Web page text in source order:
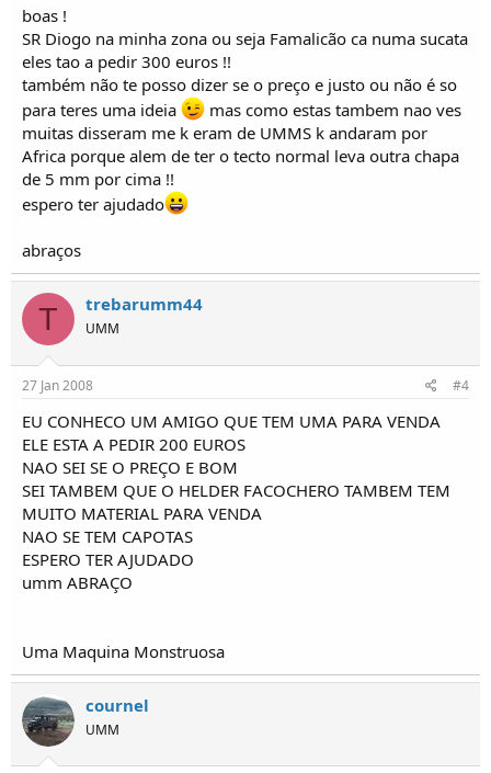
boas !
SR Diogo na minha zona ou seja Famalicão ca numa sucata
eles tao a pedir 300 euros !!
também não te posso dizer se o preço e justo ou não é so
para teres uma ideia
mas como estas tambem nao ves
muitas disseram me k eram de UMMS k andaram por
Africa porque alem de ter o tecto normal leva outra chapa
de 5 mm por cima !!
espero ter ajudado
abraços
T trebarumm44
UMM
27 Jan 2008 #4
EU CONHECO UM AMIGO QUE TEM UMA PARA VENDA
ELE ESTA A PEDIR 200 EUROS
NAO SEI SE O PREÇO E BOM
SEI TAMBEM QUE O HELDER FACOCHERO TAMBEM TEM
MUITO MATERIAL PARA VENDA
NAO SE TEM CAPOTAS
ESPERO TER AJUDADO
umm ABRAÇO
Uma Maquina Monstruosa
cournel
UMM